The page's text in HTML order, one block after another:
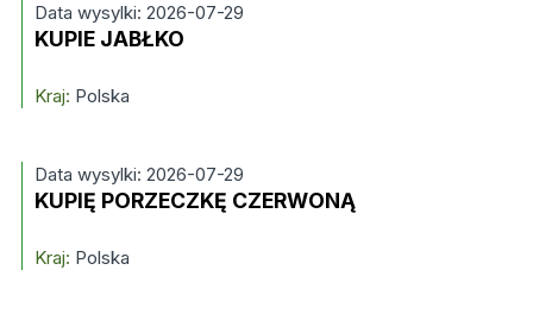
Data wysylki: 2026-07-29
KUPIE JABŁKO
Kraj: Polska
Data wysylki: 2026-07-29
KUPIĘ PORZECZKĘ CZERWONĄ
Kraj: Polska